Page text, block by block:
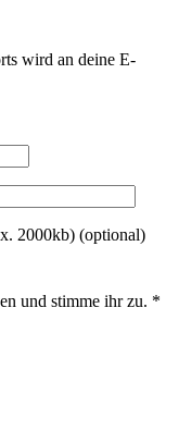
wird an deine E-
2000kb) (optional)
und stimme ihr zu. *